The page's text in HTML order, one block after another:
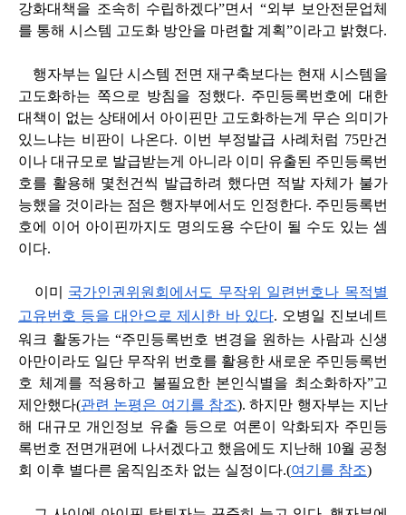
강화대책을 조속히 수립하겠다”면서 “외부 보안전문업체
를 통해 시스템 고도화 방안을 마련할 계획”이라고 밝혔다.
행자부는 일단 시스템 전면 재구축보다는 현재 시스템을
고도화하는 쪽으로 방침을 정했다. 주민등록번호에 대한
대책이 없는 상태에서 아이핀만 고도화하는게 무슨 의미가
있느냐는 비판이 나온다. 이번 부정발급 사례처럼 75만건
이나 대규모로 발급받는게 아니라 이미 유출된 주민등록번
호를 활용해 몇천건씩 발급하려 했다면 적발 자체가 불가
능했을 것이라는 점은 행자부에서도 인정한다. 주민등록번
호에 이어 아이핀까지도 명의도용 수단이 될 수도 있는 셈
이다.
이미 국가인권위원회에서도 무작위 일련번호나 목적별
고유번호 등을 대안으로 제시한 바 있다. 오병일 진보네트
워크 활동가는 “주민등록번호 변경을 원하는 사람과 신생
아만이라도 일단 무작위 번호를 활용한 새로운 주민등록번
호 체계를 적용하고 불필요한 본인식별을 최소화하자”고
제안했다(관련 논평은 여기를 참조). 하지만 행자부는 지난
해 대규모 개인정보 유출 등으로 여론이 악화되자 주민등
록번호 전면개편에 나서겠다고 했음에도 지난해 10월 공청
회 이후 별다른 움직임조차 없는 실정이다.(여기를 참조)